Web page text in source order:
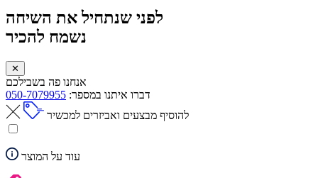
לפני שנתחיל את השיחה
נשמח להכיר
✕
אנחנו פה בשבילכם
דברו איתנו במספר: 050-7079955
להוסיף מבצעים ואביזרים למכשיר
עוד על המוצר